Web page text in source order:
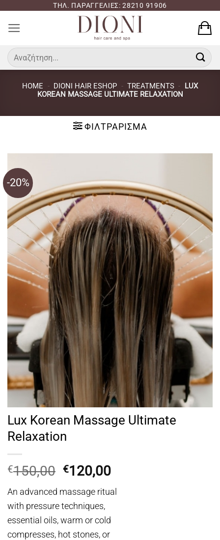
περιεχόμενο
ΤΗΛ. ΠΑΡΑΓΓΕΛΙΕΣ: 28210 91906
Αναζήτηση
για:
HOME - DIONI HAIR ESHOP - TREATMENTS - LUX
KOREAN MASSAGE ULTIMATE RELAXATION
ΦΙΛΤΡΆΡΙΣΜΑ
-20%
Lux Korean Massage Ultimate
Relaxation
€150,00 Original
was:
€150,00.
€120,00Η
τρέχουσα
τιμή
An advanced massage ritual
with pressure techniques,
essential oils, warm or cold
compresses, hot stones, or